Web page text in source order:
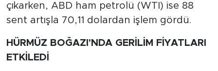
çıkarken, ABD ham petrolü (WTI) ise 88
sent artışla 70,11 dolardan işlem gördü.
HÜRMÜZ BOĞAZI'NDA GERİLİM FİYATLARI
ETKİLEDİ